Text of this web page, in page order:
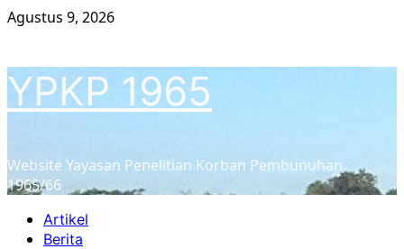
Skip
Agustus 9, 2026
YPKP 1965
Website Yayasan Penelitian Korban Pembunuhan
1965/66
Primary
Menu
Artikel
Berita